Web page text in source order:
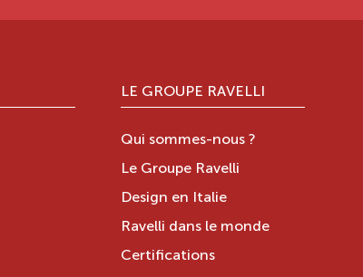
LE GROUPE RAVELLI
Qui sommes-nous ?
Le Groupe Ravelli
Design en Italie
Ravelli dans le monde
Certifications